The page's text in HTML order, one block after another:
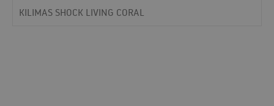
KILIMAS SHOCK LIVING CORAL